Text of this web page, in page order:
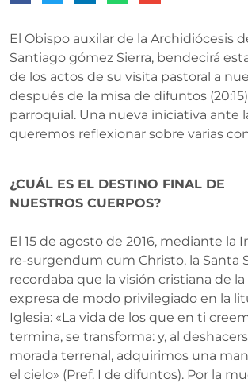
El Obispo auxilar de la Archidiócesis
Santiago gómez Sierra, bendecirá
de los actos de su visita pastoral a
después de la misa de difuntos
parroquial. Una nueva iniciativa ante
queremos reflexionar sobre varias
¿CUÁL ES EL DESTINO FINAL DE
NUESTROS CUERPOS?
El 15 de agosto de 2016, mediante la
re-surgendum cum Christo, la Santa
recordaba que la visión cristiana de
expresa de modo privilegiado en la
Iglesia: «La vida de los que en ti
termina, se transforma: y, al
morada terrenal, adquirimos una
el cielo» (Pref. I de difuntos). Por la